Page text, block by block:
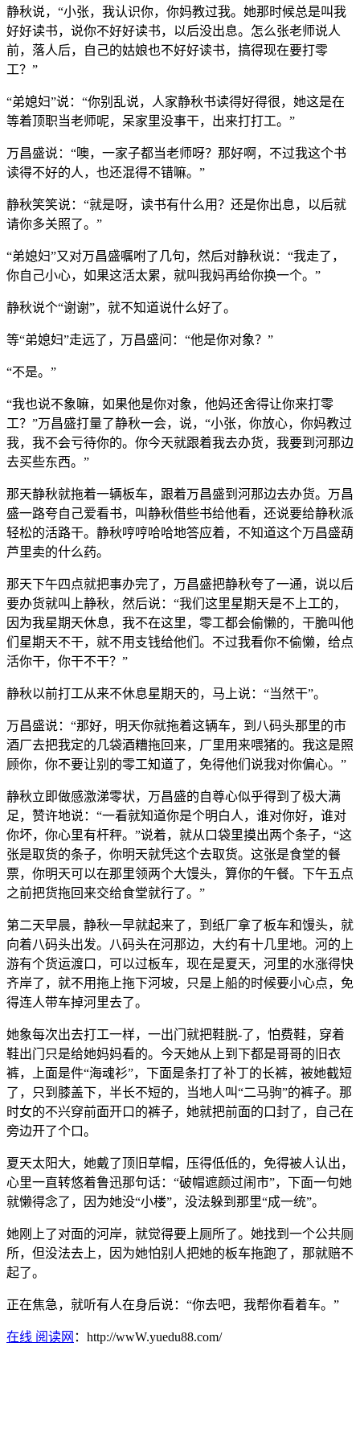
静秋说，“小张，我认识你，你妈教过我。她那时候总是叫我
好好读书，说你不好好读书，以后没出息。怎么张老师说人
前，落人后，自己的姑娘也不好好读书，搞得现在要打零
工？”
“弟媳妇”说：“你别乱说，人家静秋书读得好得很，她这是在
等着顶职当老师呢，呆家里没事干，出来打打工。”
万昌盛说：“噢，一家子都当老师呀？那好啊，不过我这个书
读得不好的人，也还混得不错嘛。”
静秋笑笑说：“就是呀，读书有什么用？还是你出息，以后就
请你多关照了。”
“弟媳妇”又对万昌盛嘱咐了几句，然后对静秋说：“我走了，
你自己小心，如果这活太累，就叫我妈再给你换一个。”
静秋说个“谢谢”，就不知道说什么好了。
等“弟媳妇”走远了，万昌盛问：“他是你对象？”
“不是。”
“我也说不象嘛，如果他是你对象，他妈还舍得让你来打零
工？”万昌盛打量了静秋一会，说，“小张，你放心，你妈教过
我，我不会亏待你的。你今天就跟着我去办货，我要到河那边
去买些东西。”
那天静秋就拖着一辆板车，跟着万昌盛到河那边去办货。万昌
盛一路夸自己爱看书，叫静秋借些书给他看，还说要给静秋派
轻松的活路干。静秋哼哼哈哈地答应着，不知道这个万昌盛葫
芦里卖的什么药。
那天下午四点就把事办完了，万昌盛把静秋夸了一通，说以后
要办货就叫上静秋，然后说：“我们这里星期天是不上工的，
因为我星期天休息，我不在这里，零工都会偷懒的，干脆叫他
们星期天不干，就不用支钱给他们。不过我看你不偷懒，给点
活你干，你干不干？”
静秋以前打工从来不休息星期天的，马上说：“当然干”。
万昌盛说：“那好，明天你就拖着这辆车，到八码头那里的市
酒厂去把我定的几袋酒糟拖回来，厂里用来喂猪的。我这是照
顾你，你不要让别的零工知道了，免得他们说我对你偏心。”
静秋立即做感激涕零状，万昌盛的自尊心似乎得到了极大满
足，赞许地说：“一看就知道你是个明白人，谁对你好，谁对
你坏，你心里有杆秤。”说着，就从口袋里摸出两个条子，“这
张是取货的条子，你明天就凭这个去取货。这张是食堂的餐
票，你明天可以在那里领两个大馒头，算你的午餐。下午五点
之前把货拖回来交给食堂就行了。”
第二天早晨，静秋一早就起来了，到纸厂拿了板车和馒头，就
向着八码头出发。八码头在河那边，大约有十几里地。河的上
游有个货运渡口，可以过板车，现在是夏天，河里的水涨得快
齐岸了，就不用拖上拖下河坡，只是上船的时候要小心点，免
得连人带车掉河里去了。
她象每次出去打工一样，一出门就把鞋脱-了，怕费鞋，穿着
鞋出门只是给她妈妈看的。今天她从上到下都是哥哥的旧衣
裤，上面是件“海魂衫”，下面是条打了补丁的长裤，被她截短
了，只到膝盖下，半长不短的，当地人叫“二马驹”的裤子。那
时女的不兴穿前面开口的裤子，她就把前面的口封了，自己在
旁边开了个口。
夏天太阳大，她戴了顶旧草帽，压得低低的，免得被人认出，
心里一直转悠着鲁迅那句话：“破帽遮颜过闹市”，下面一句她
就懒得念了，因为她没“小楼”，没法躲到那里“成一统”。
她刚上了对面的河岸，就觉得要上厕所了。她找到一个公共厕
所，但没法去上，因为她怕别人把她的板车拖跑了，那就赔不
起了。
正在焦急，就听有人在身后说：“你去吧，我帮你看着车。”
在线 阅读网 ：http://wwW.yuedu88.com/